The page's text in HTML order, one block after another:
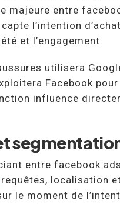
majeure entre
l’intention
et l’engagement.
utilisera
Facebook
influence
entre facebook
requêtes, localisation
le moment de